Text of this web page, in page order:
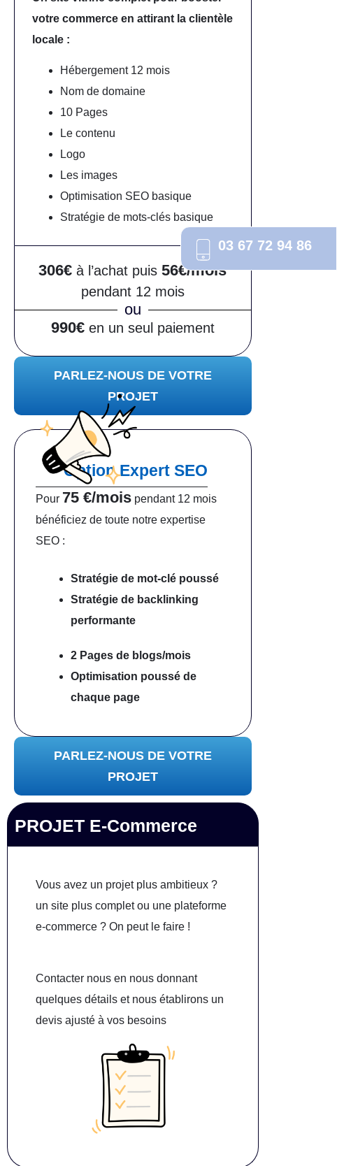
votre commerce en attirant la clientèle
locale :
Hébergement 12 mois
Nom de domaine
10 Pages
Le contenu
Logo
Les images
Optimisation SEO basique
Stratégie de mots-clés basique
306€à l’achat puis56€/mois
pendant 12 mois
ou
990€en un seul paiement
PARLEZ-NOUS DE VOTRE
PROJET
Option Expert SEO
Pour 75 €/moispendant 12 mois
bénéficiez de toute notre expertise
SEO :
Stratégie de mot-clé poussé
Stratégie de backlinking
performante
2 Pages de blogs/mois
Optimisation pousséde
chaque page
PARLEZ-NOUS DE VOTRE
PROJET
PROJET E-Commerce
Vous avez un projet plus ambitieux ?
un site plus complet ou une plateforme
e-commerce ? On peut le faire !
Contacter nous en nous donnant
quelques détails et nous établirons un
devis ajusté à vos besoins
03 67 72 94 86